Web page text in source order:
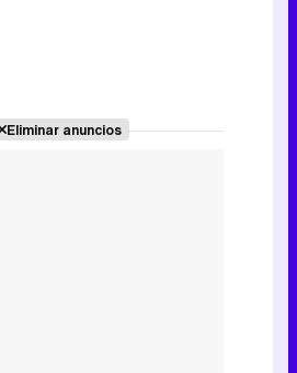
Eliminar anuncios